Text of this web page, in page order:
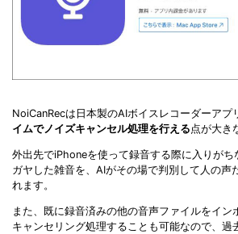
NoiCanRecは日本製のAIボイスレコーダーアプ
イムでノイズキャンセル処理を行える点が大き
外出先でiPhoneを使って録音する際に入りがち
ガヤした雑音を、AIがその場で判別して人の声
れます。
また、既に録音済みの他の音声ファイルをイン
キャンセリング処理することも可能なので、過